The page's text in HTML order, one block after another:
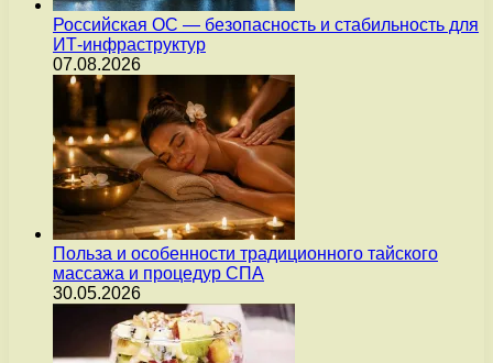
Российская ОС — безопасность и стабильность для
ИТ-инфраструктур
07.08.2026
Польза и особенности традиционного тайского
массажа и процедур СПА
30.05.2026